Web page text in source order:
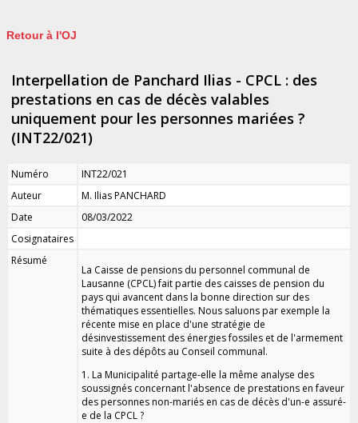
Retour à l'OJ
Interpellation de Panchard Ilias - CPCL : des
prestations en cas de décès valables
uniquement pour les personnes mariées ?
(INT22/021)
Numéro
INT22/021
Auteur
M. Ilias PANCHARD
Date
08/03/2022
Cosignataires
Résumé
La Caisse de pensions du personnel communal de
Lausanne (CPCL) fait partie des caisses de pension du
pays qui avancent dans la bonne direction sur des
thématiques essentielles. Nous saluons par exemple la
récente mise en place d'une stratégie de
désinvestissement des énergies fossiles et de l'armement
suite à des dépôts au Conseil communal.
1. La Municipalité partage-elle la même analyse des
soussignés concernant l'absence de prestations en faveur
des personnes non-mariés en cas de décès d'un-e assuré-
e de la CPCL ?